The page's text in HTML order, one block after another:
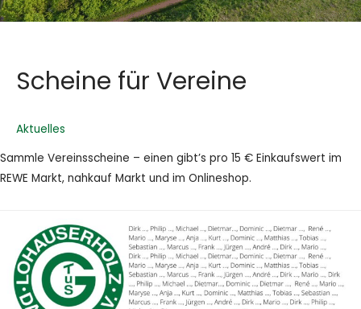
Scheine für Vereine
Aktuelles
Sammle Vereinsscheine – einen gibt’s pro 15 € Einkaufswert im
REWE Markt, nahkauf Markt und im Onlineshop.